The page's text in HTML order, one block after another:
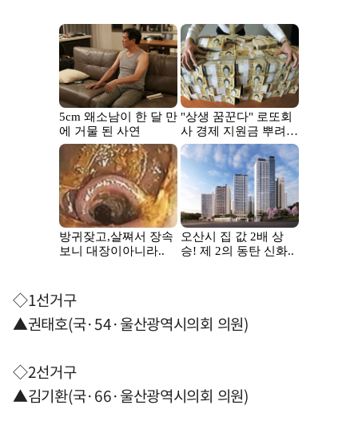
◇1선거구
▲권태호(국·54·울산광역시의회 의원)
◇2선거구
▲김기환(국·66·울산광역시의회 의원)